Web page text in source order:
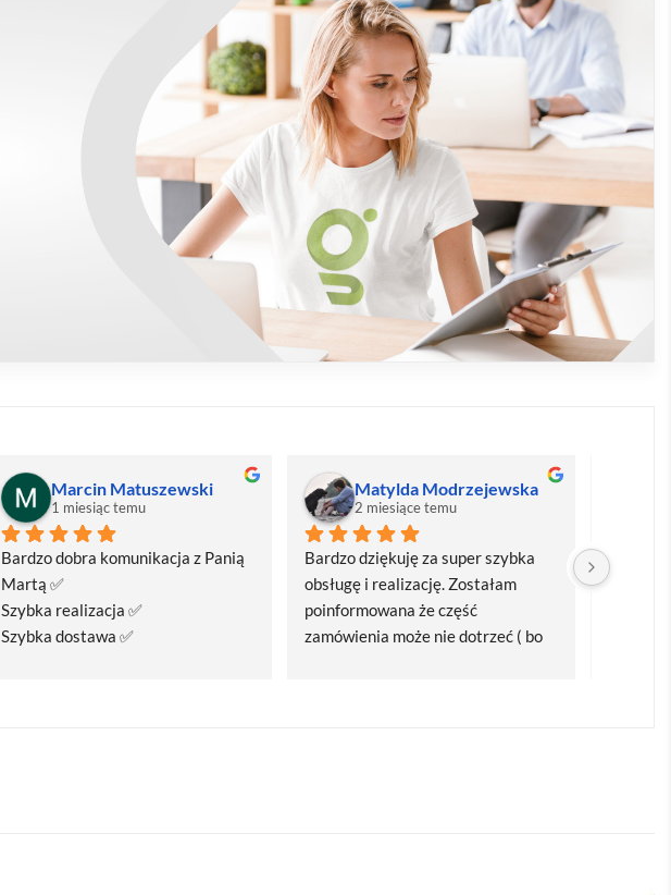
Marcin Matuszewski
1 miesiąc temu
Bardzo dobra komunikacja z Panią
Martą ✅
Szybka realizacja ✅
Szybka dostawa ✅
Matylda Modrzejewska
2 miesiące temu
Bardzo dziękuję za super szybka
obsługę i realizację. Zostałam
poinformowana że część
zamówienia może nie dotrzeć ( bo
Bardzo